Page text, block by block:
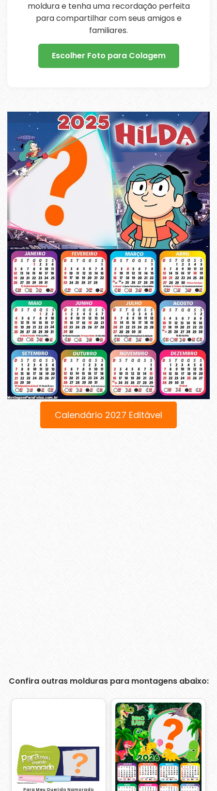
moldura e tenha uma recordação perfeita
para compartilhar com seus amigos e
familiares.
Escolher Foto para Colagem
Calendário 2027 Editável
Confira outras molduras para montagens abaixo:
Para Meu Querido Namorado